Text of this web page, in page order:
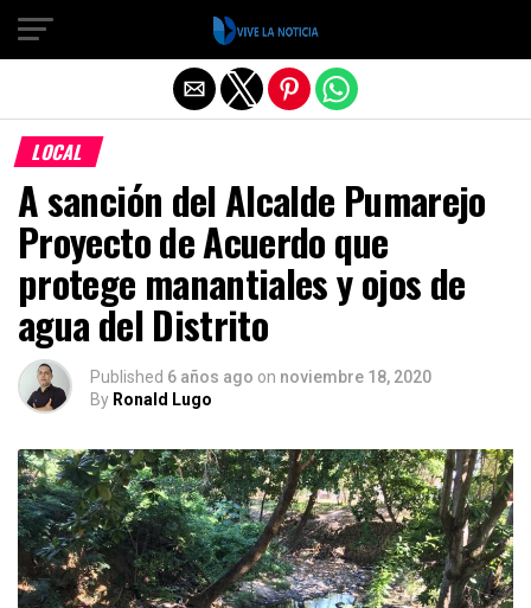
LOCAL
A sanción del Alcalde Pumarejo
Proyecto de Acuerdo que
protege manantiales y ojos de
agua del Distrito
Published 6 años ago on noviembre 18, 2020
By Ronald Lugo
Salir de la versión móvil